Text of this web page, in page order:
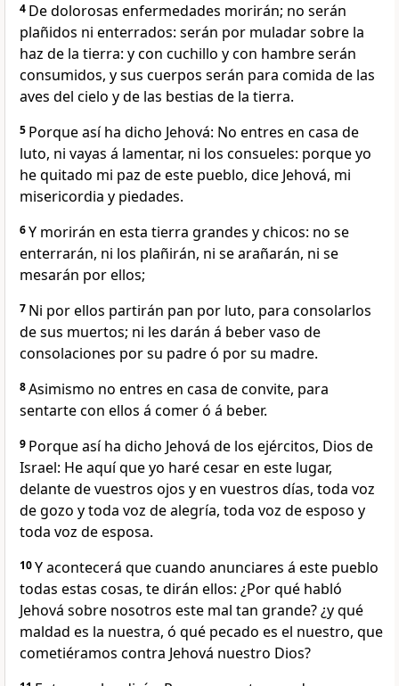
4 De dolorosas enfermedades morirán; no serán
plañidos ni enterrados: serán por muladar sobre la
haz de la tierra: y con cuchillo y con hambre serán
consumidos, y sus cuerpos serán para comida de las
aves del cielo y de las bestias de la tierra.
5 Porque así ha dicho Jehová: No entres en casa de
luto, ni vayas á lamentar, ni los consueles: porque yo
he quitado mi paz de este pueblo, dice Jehová, mi
misericordia y piedades.
6Y morirán en esta tierra grandes y chicos: no se
enterrarán, ni los plañirán, ni se arañarán, ni se
mesarán por ellos;
7 Ni por ellos partirán pan por luto, para consolarlos
de sus muertos; ni les darán á beber vaso de
consolaciones por su padre ó por su madre.
8Asimismo no entres en casa de convite, para
sentarte con ellos á comer ó á beber.
9 Porque así ha dicho Jehová de los ejércitos, Dios de
Israel: He aquí que yo haré cesar en este lugar,
delante de vuestros ojos y en vuestros días, toda voz
de gozo y toda voz de alegría, toda voz de esposo y
toda voz de esposa.
10Y acontecerá que cuando anunciares á este pueblo
todas estas cosas, te dirán ellos: ¿Por qué habló
Jehová sobre nosotros este mal tan grande? ¿y qué
maldad es la nuestra, ó qué pecado es el nuestro, que
cometiéramos contra Jehová nuestro Dios?